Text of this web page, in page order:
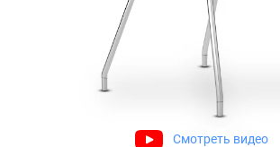
Смотреть видео